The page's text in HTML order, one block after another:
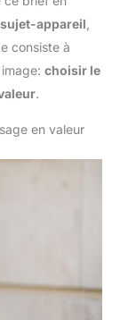
appareil
consiste à
choisir le
.
en valeur